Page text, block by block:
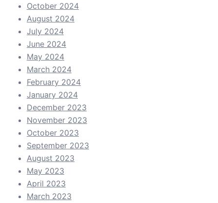
October 2024
August 2024
July 2024
June 2024
May 2024
March 2024
February 2024
January 2024
December 2023
November 2023
October 2023
September 2023
August 2023
May 2023
April 2023
March 2023